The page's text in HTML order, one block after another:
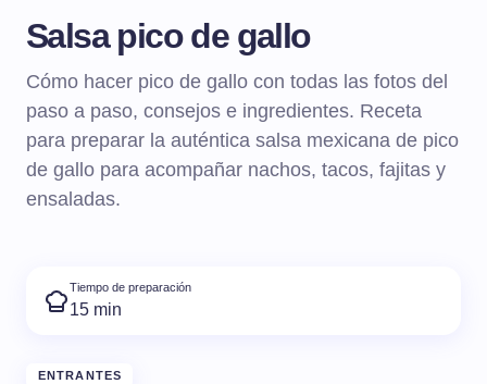
Salsa pico de gallo
Cómo hacer pico de gallo con todas las fotos del
paso a paso, consejos e ingredientes. Receta
para preparar la auténtica salsa mexicana de pico
de gallo para acompañar nachos, tacos, fajitas y
ensaladas.
Tiempo de preparación
15 min
ENTRANTES